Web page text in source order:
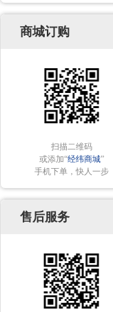
商城订购
扫描二维码
或添加“经纬商城”
手机下单，快人一步
售后服务